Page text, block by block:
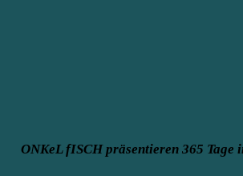
ONKeL fISCH präsentieren 365 Tage